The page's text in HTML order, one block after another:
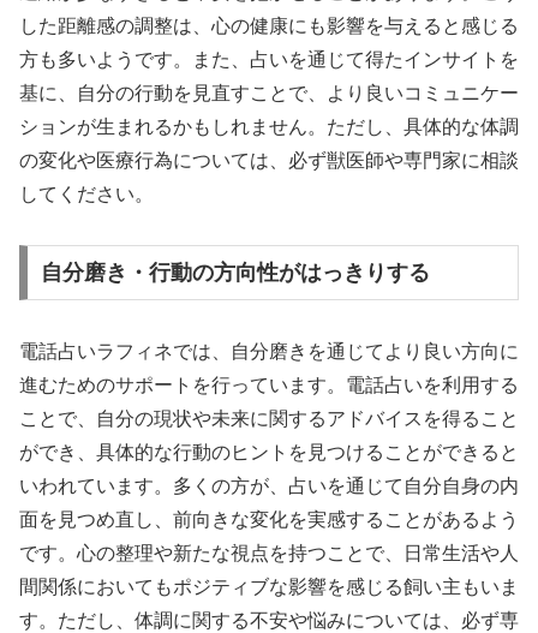
した距離感の調整は、心の健康にも影響を与えると感じる
方も多いようです。また、占いを通じて得たインサイトを
基に、自分の行動を見直すことで、より良いコミュニケー
ションが生まれるかもしれません。ただし、具体的な体調
の変化や医療行為については、必ず獣医師や専門家に相談
してください。
自分磨き・行動の方向性がはっきりする
電話占いラフィネでは、自分磨きを通じてより良い方向に
進むためのサポートを行っています。電話占いを利用する
ことで、自分の現状や未来に関するアドバイスを得ること
ができ、具体的な行動のヒントを見つけることができると
いわれています。多くの方が、占いを通じて自分自身の内
面を見つめ直し、前向きな変化を実感することがあるよう
です。心の整理や新たな視点を持つことで、日常生活や人
間関係においてもポジティブな影響を感じる飼い主もいま
す。ただし、体調に関する不安や悩みについては、必ず専